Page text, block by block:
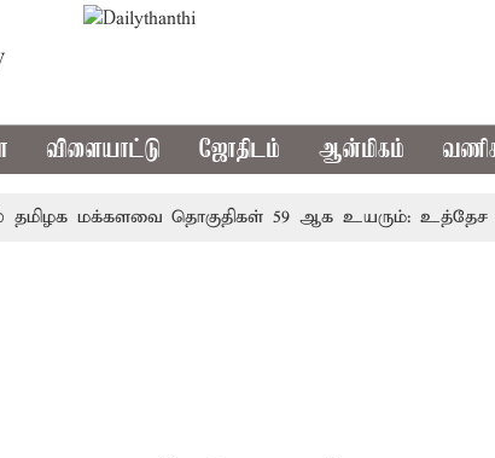
விளையாட்டு ஜோதிடம் ஆன்மிகம்
மக்களவை தொகுதிகள் 59 ஆக உயரும்: உத்தேச